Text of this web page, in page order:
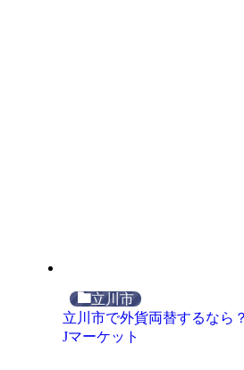
立川市
立川市で外貨両替するなら
Jマーケット